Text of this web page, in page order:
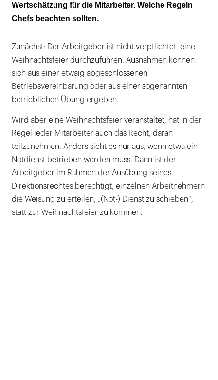
Beim Glühwein trinken Geld verdienen
Der Betriebsrat bestimmt mit
Unfallversichert?
Wertschätzung für die Mitarbeiter. Welche Regeln
Chefs beachten sollten.
Zunächst: Der Arbeitgeber ist nicht verpflichtet, eine
Weihnachtsfeier durchzuführen. Ausnahmen können
sich aus einer etwaig abgeschlossenen
Betriebsvereinbarung oder aus einer sogenannten
betrieblichen Übung ergeben.
Wird aber eine Weihnachtsfeier veranstaltet, hat in der
Regel jeder Mitarbeiter auch das Recht, daran
teilzunehmen. Anders sieht es nur aus, wenn etwa ein
Notdienst betrieben werden muss. Dann ist der
Arbeitgeber im Rahmen der Ausübung seines
Direktionsrechtes berechtigt, einzelnen Arbeitnehmern
die Weisung zu erteilen, „(Not-) Dienst zu schieben“,
statt zur Weihnachtsfeier zu kommen.